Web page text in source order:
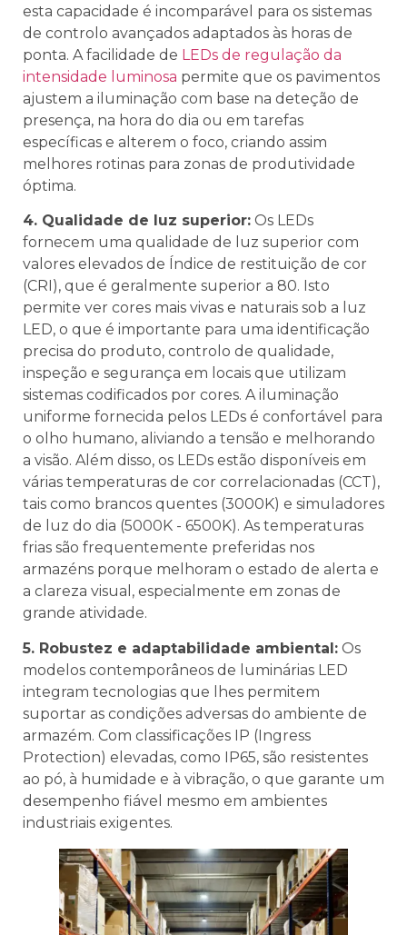
esta capacidade é incomparável para os sistemas
de controlo avançados adaptados às horas de
ponta. A facilidade de LEDs de regulação da
intensidade luminosa permite que os pavimentos
ajustem a iluminação com base na deteção de
presença, na hora do dia ou em tarefas
específicas e alterem o foco, criando assim
melhores rotinas para zonas de produtividade
óptima.
4. Qualidade de luz superior: Os LEDs
fornecem uma qualidade de luz superior com
valores elevados de Índice de restituição de cor
(CRI), que é geralmente superior a 80. Isto
permite ver cores mais vivas e naturais sob a luz
LED, o que é importante para uma identificação
precisa do produto, controlo de qualidade,
inspeção e segurança em locais que utilizam
sistemas codificados por cores. A iluminação
uniforme fornecida pelos LEDs é confortável para
o olho humano, aliviando a tensão e melhorando
a visão. Além disso, os LEDs estão disponíveis em
várias temperaturas de cor correlacionadas (CCT),
tais como brancos quentes (3000K) e simuladores
de luz do dia (5000K - 6500K). As temperaturas
frias são frequentemente preferidas nos
armazéns porque melhoram o estado de alerta e
a clareza visual, especialmente em zonas de
grande atividade.
5. Robustez e adaptabilidade ambiental: Os
modelos contemporâneos de luminárias LED
integram tecnologias que lhes permitem
suportar as condições adversas do ambiente de
armazém. Com classificações IP (Ingress
Protection) elevadas, como IP65, são resistentes
ao pó, à humidade e à vibração, o que garante um
desempenho fiável mesmo em ambientes
industriais exigentes.